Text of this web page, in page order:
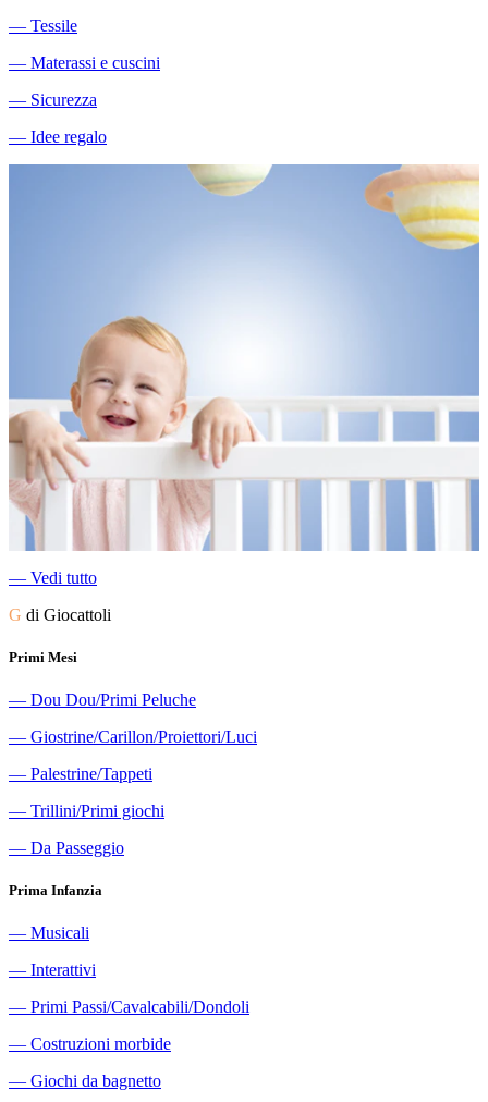
― Tessile
― Materassi e cuscini
― Sicurezza
― Idee regalo
― Vedi tutto
G di Giocattoli
Primi Mesi
― Dou Dou/Primi Peluche
― Giostrine/Carillon/Proiettori/Luci
― Palestrine/Tappeti
― Trillini/Primi giochi
― Da Passeggio
Prima Infanzia
― Musicali
― Interattivi
― Primi Passi/Cavalcabili/Dondoli
― Costruzioni morbide
― Giochi da bagnetto